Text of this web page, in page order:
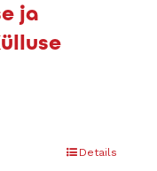
ja
Details